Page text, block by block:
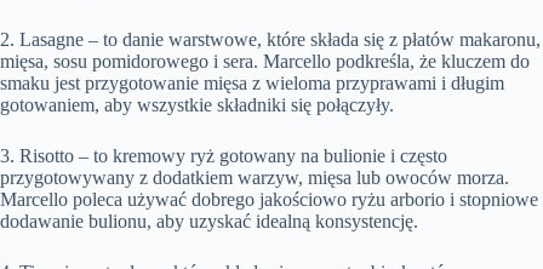
2. Lasagne – to danie warstwowe, które składa się z płatów makaronu,
mięsa, sosu pomidorowego i sera. Marcello podkreśla, że kluczem do
smaku jest przygotowanie mięsa z wieloma przyprawami i długim
gotowaniem, aby wszystkie składniki się połączyły.
3. Risotto – to kremowy ryż gotowany na bulionie i często
przygotowywany z dodatkiem warzyw, mięsa lub owoców morza.
Marcello poleca używać dobrego jakościowo ryżu arborio i stopniowe
dodawanie bulionu, aby uzyskać idealną konsystencję.